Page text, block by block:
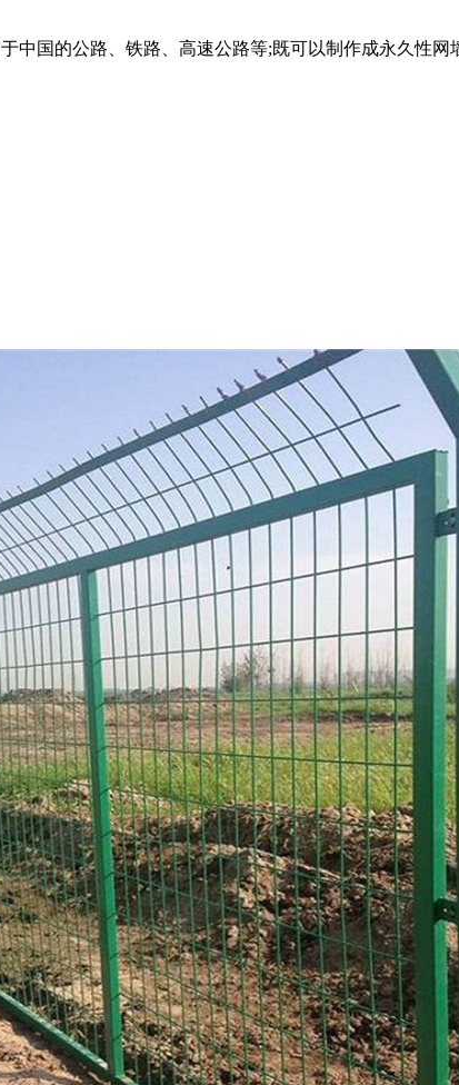
中国的公路、铁路、高速公路等;既可以制作成永久性网